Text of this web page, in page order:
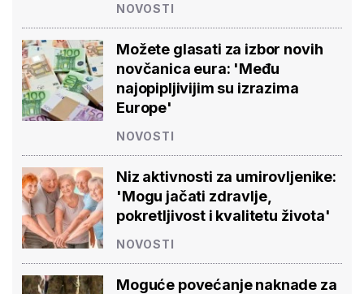
NOVOSTI
Možete glasati za izbor novih
novčanica eura: 'Među
najopipljivijim su izrazima
Europe'
NOVOSTI
Niz aktivnosti za umirovljenike:
'Mogu jačati zdravlje,
pokretljivost i kvalitetu života'
NOVOSTI
Moguće povećanje naknade za